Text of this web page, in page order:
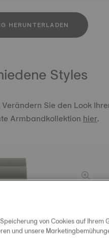
HERUNTERLADEN
Styles
Sie den Look
Armbandkollektionhier.
45,00 €
von Cookies auf Ihrem
und unsere